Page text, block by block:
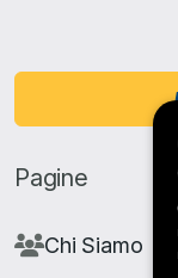
Pagine
Chi Siamo